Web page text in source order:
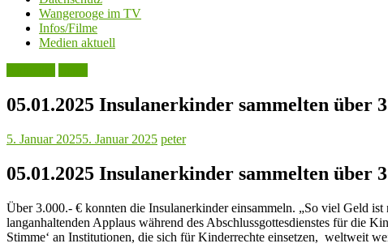
Wangerooge im TV
Infos/Filme
Medien aktuell
05.01.2025 Insulanerkinder sammelten über
5. Januar 20255. Januar 2025 peter
05.01.2025 Insulanerkinder sammelten über
Über 3.000.- € konnten die Insulanerkinder einsammeln. „So viel Geld
langanhaltenden Applaus während des Abschlussgottesdienstes für die
Stimme‘ an Institutionen, die sich für Kinderrechte einsetzen, weltweit